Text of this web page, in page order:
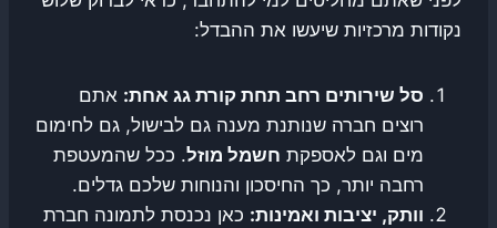
נקודות מרכזיות שיעשו את ההבדל:
סל שירותים רחב תחת קורת גג אחת: אתם
רוצים חברה שנותנת מענה גם לבישול, גם לחימום
מים וגם לאספקת חשמל מוזל. ככל שהמעטפת
רחבה יותר, כך החיסכון והנוחות שלכם גדלים.
וותק, יציבות ואמינות: כאן נכנסת לתמונה חברת